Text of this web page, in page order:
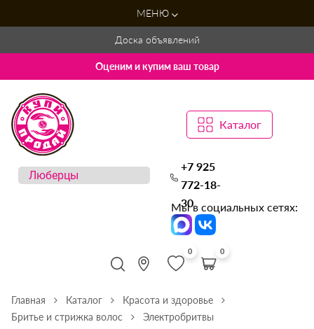
МЕНЮ
Доска объявлений
Оценим и купим ваш товар
Каталог
+7 925
772-18-
30
Мы в социальных сетях:
0 0
Главная Каталог
Красота и здоровье
Бритье и стрижка волос
Электробритвы